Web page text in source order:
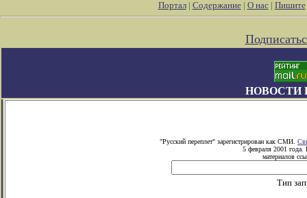
Портал| Содержание| О нас| Пишите
НОВОСТИ
"Русский переплет" зарегистрирован как СМИ.
5 февраля 2001 года.
материалов
Тип